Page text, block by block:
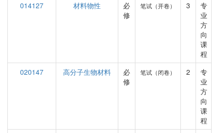
014127 材料物性
必
修
笔试（开卷） 3
专
业
方
向
课
程
020147
高分子生物材料
必
修
笔试（闭卷） 2
专
业
方
向
课
程